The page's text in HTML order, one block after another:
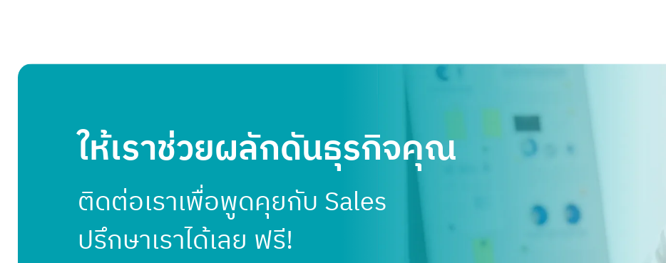
และ เป็นสิ่งที่แบบ ไม่ว่า Manager หน้าใหม่ อายุ 29
ทำให้ Alibaba เติบโตมาได้จนถึงขนาดนี้ เป็นเรื่อง
เรียบง่าย ธรรมดาแหละครับ แบบ Vision, Mission
ของบริษัท แต่ ที่นี่ไม่ใช่แค่ มีไว้เล่นๆเก๋ๆ ติดตาม
ห้องน้ำครับ สำหรับที่นี่ เค้าใช้โพยนี้เอาไว้ […]
ยั่งยืนไปพร้อม ๆ กับการเติบโตของตลาด E-
Commerce ในปัจจุบันนี้ค่ะ วันนี้นอกจากจะแนะนำให้
รู้จักกับคลังสินค้าใหม่ รวมถึงบริการของเราแล้ว เรา
ยังมีภาพคลังสินค้า JWD x MyCloudFulfillment มา
ฝากกันด้วยค่ะ ทำไมต้อง JWD ? เพราะ JWD มี
ประสบการณ์กว่า 42 ปี ในฐานะผู้เชี่ยวชาญด้านโลจิ
ด้านคลังสินค้า ด้วยคลังสินค้าในเครือ ทั้งคลังทั่วไป
คลังสินค้าปลอดภาษี และคลังสินค้าห้องเย็นขนาด
ใหญ่ที่สุดที่ครอบคลุมทำเลยุทธศาสตร์ต่าง ๆ
ให้เราช่วยผลักดันธุรกิจคุณ
ติดต่อเราเพื่อพูดคุยกับ Sales
ปรึกษาเราได้เลย ฟรี!